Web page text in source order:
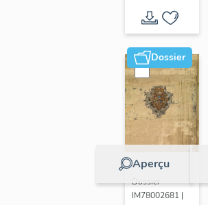
Dossier
Aperçu
Dossier
IM78002681 |